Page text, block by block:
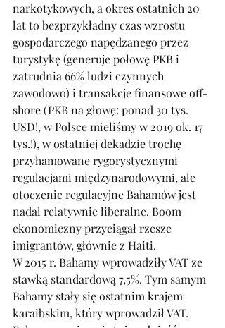
narkotykowych, a okres ostatnich 20
lat to bezprzykładny czas wzrostu
gospodarczego napędzanego przez
turystykę (generuje połowę PKB i
zatrudnia 66% ludzi czynnych
zawodowo) i transakcje finansowe off-
shore (PKB na głowę: ponad 30 tys.
USD!, w Polsce mieliśmy w 2019 ok. 17
tys.!), w ostatniej dekadzie trochę
przyhamowane rygorystycznymi
regulacjami międzynarodowymi, ale
otoczenie regulacyjne Bahamów jest
nadal relatywnie liberalne. Boom
ekonomiczny przyciągał rzesze
imigrantów, głównie z Haiti.
W 2015 r. Bahamy wprowadziły VAT ze
stawką standardową 7,5%. Tym samym
Bahamy stały się ostatnim krajem
karaibskim, który wprowadził VAT.